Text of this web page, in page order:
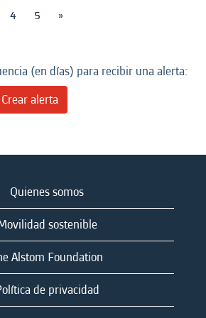
4 5 »
(en días) para recibir una alerta:
alerta
Quienes somos
sostenible
Alstom Foundation
de privacidad